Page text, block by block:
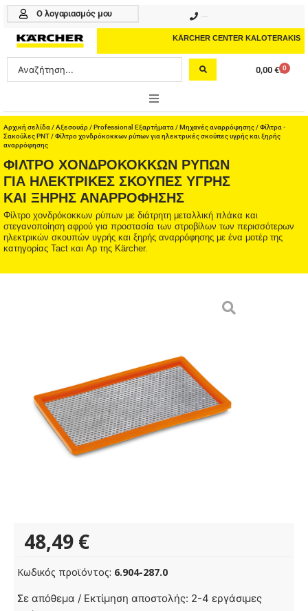
Μετάβαση
περιεχόμενο
Ο λογαριασμός μου
KÄRCHER CENTER KALOTERAKIS
Search
...
0,00 € 0
Cart
ONLINE SHOP
PROFESSIONAL
ΑΞΕΣΟΥΑΡ
ΚΑΘΑΡΙΣΤΙΚΑ
ΥΠΗΡΕΣΙΕΣ-ΝΕΑ-ΛΥΣΕΙΣ
Αρχική σελίδα /Αξεσουάρ/Professional Εξαρτήματα /Μηχανές αναρρόφησης/Φίλτρα -
Σακούλες PNT/ Φίλτρο χονδρόκοκκων ρύπων για ηλεκτρικές σκούπες υγρής και ξηρής
αναρρόφησης
ΦΊΛΤΡΟ ΧΟΝΔΡΌΚΟΚΚΩΝ ΡΎΠΩΝ
ΓΙΑ ΗΛΕΚΤΡΙΚΈΣ ΣΚΟΎΠΕΣ ΥΓΡΉΣ
ΚΑΙ ΞΗΡΉΣ ΑΝΑΡΡΌΦΗΣΗΣ
Φίλτρο χονδρόκοκκων ρύπων με διάτρητη μεταλλική πλάκα και
στεγανοποίηση αφρού για προστασία των στροβίλων των περισσότερων
ηλεκτρικών σκουπών υγρής και ξηρής αναρρόφησης με ένα μοτέρ της
κατηγορίας Tact και Ap της Kärcher.
48,49 €
Κωδικός προϊόντος: 6.904-287.0
Σε απόθεμα / Εκτίμηση αποστολής: 2-4 εργάσιμες
Φίλτρο